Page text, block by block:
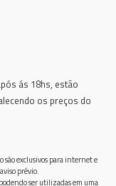
ás 18hs, estão
os preços do
são exclusivos para internet e
prévio.
ser utilizadas em uma